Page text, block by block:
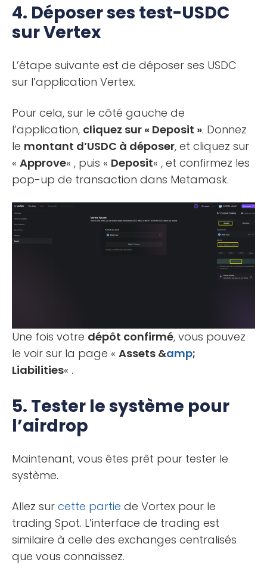
4. Déposer ses test-USDC
sur Vertex
L’étape suivante est de déposer ses USDC
sur l’application Vertex.
Pour cela, sur le côté gauche de
l’application, cliquez sur « Deposit ». Donnez
le montant d’USDC à déposer, et cliquez sur
« Approve« , puis « Deposit« , et confirmez les
pop-up de transaction dans Metamask.
Une fois votre dépôt confirmé, vous pouvez
le voir sur la page « Assets &amp;
Liabilities« .
5. Tester le système pour
l’airdrop
Maintenant, vous êtes prêt pour tester le
système.
Allez sur cette partie de Vortex pour le
trading Spot. L’interface de trading est
similaire à celle des exchanges centralisés
que vous connaissez.